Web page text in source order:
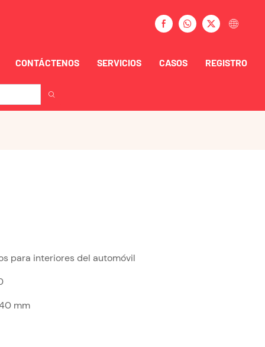
CONTÁCTENOS SERVICIOS CASOS REGISTRO
para interiores del automóvil
mm